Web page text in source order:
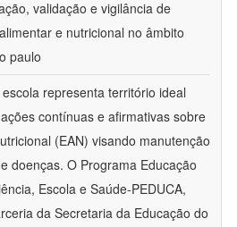
validação e vigilância de
e nutricional no âmbito
paulo
representa território ideal
contínuas e afirmativas sobre
(EAN) visando manutenção
doenças. O Programa Educação
Escola e Saúde-PEDUCA,
da Secretaria da Educação do